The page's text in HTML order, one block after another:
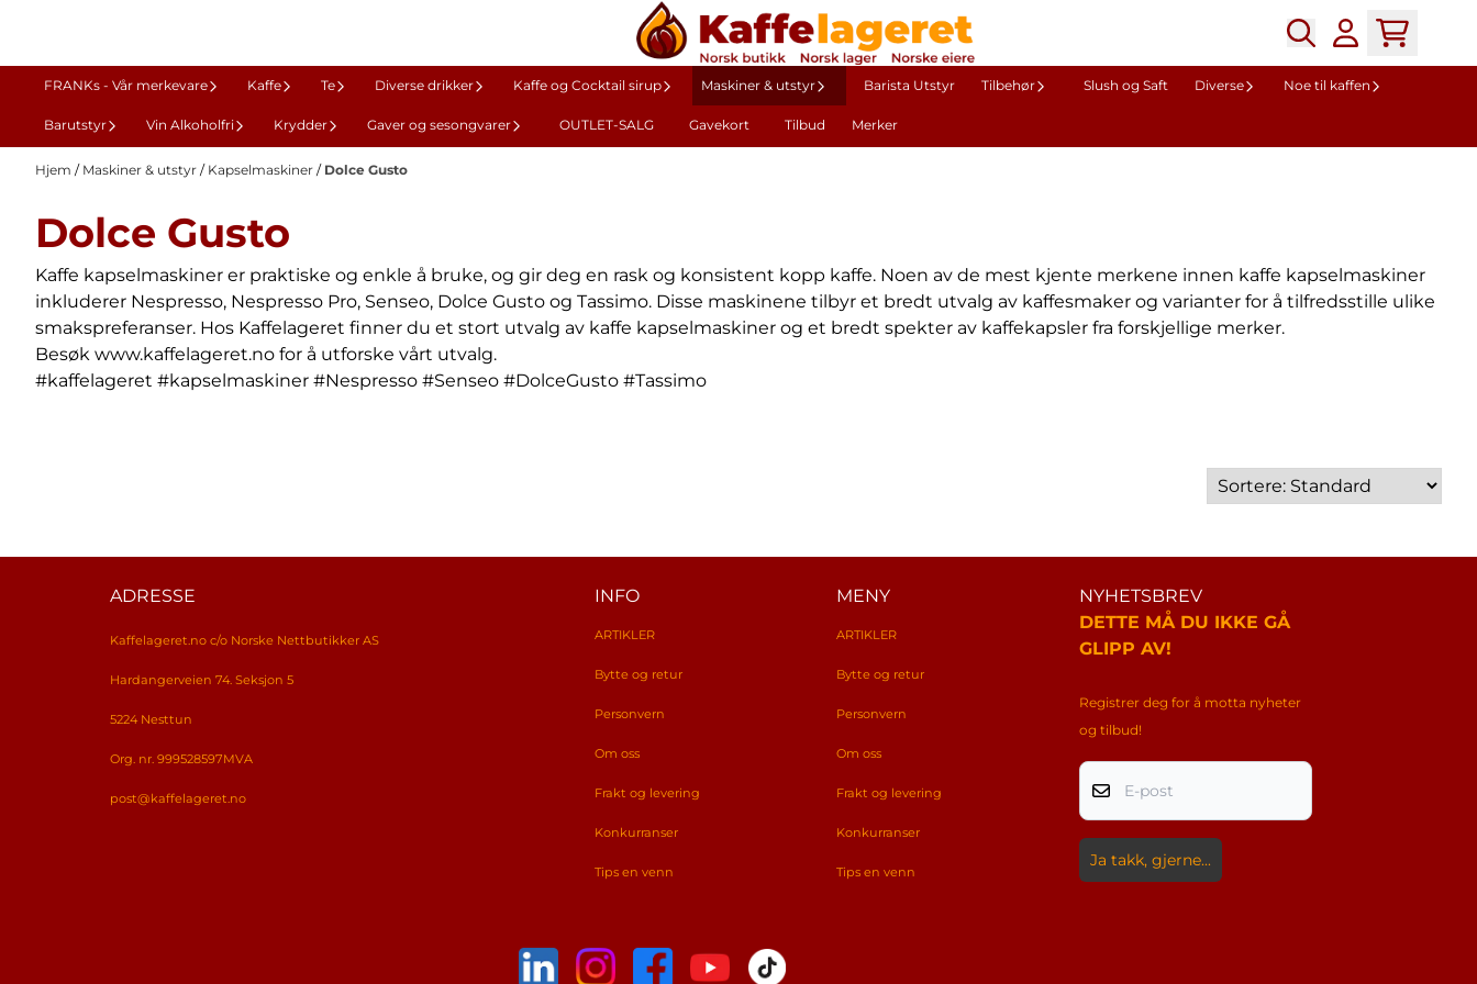
FRANKs - Vår merkevare Kaffe Te Diverse drikker Kaffe og Cocktail sirup Maskiner & utstyr Barista Utstyr Tilbehør Slush og Saft Diverse Noe til kaffen
Barutstyr Vin Alkoholfri Krydder Gaver og sesongvarer OUTLET-SALG Gavekort Tilbud Merker
Hjem / Maskiner & utstyr / Kapselmaskiner / Dolce Gusto
Dolce Gusto
Kaffe kapselmaskiner er praktiske og enkle å bruke, og gir deg en rask og konsistent kopp kaffe. Noen av de mest kjente merkene innen kaffe kapselmaskiner
inkluderer Nespresso, Nespresso Pro, Senseo, Dolce Gusto og Tassimo. Disse maskinene tilbyr et bredt utvalg av kaffesmaker og varianter for å tilfredsstille ulike
smakspreferanser. Hos Kaffelageret finner du et stort utvalg av kaffe kapselmaskiner og et bredt spekter av kaffekapsler fra forskjellige merker.
Besøk www.kaffelageret.no for å utforske vårt utvalg.
#kaffelageret #kapselmaskiner #Nespresso #Senseo #DolceGusto #Tassimo
ADRESSE
Kaffelageret.no c/o Norske Nettbutikker AS
Hardangerveien 74. Seksjon 5
5224 Nesttun
Org. nr. 999528597MVA
post@kaffelageret.no
INFO
ARTIKLER
Bytte og retur
Personvern
Om oss
Frakt og levering
Konkurranser
Tips en venn
MENY
ARTIKLER
Bytte og retur
Personvern
Om oss
Frakt og levering
Konkurranser
Tips en venn
NYHETSBREV
DETTE MÅ DU IKKE GÅ
GLIPP AV!
Registrer deg for å motta nyheter
og tilbud!
E-post
Ja takk, gjerne...